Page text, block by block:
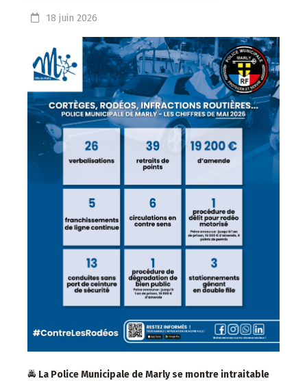
18 juin 2026
🚔 La Police Municipale de Marly se montre intraitable